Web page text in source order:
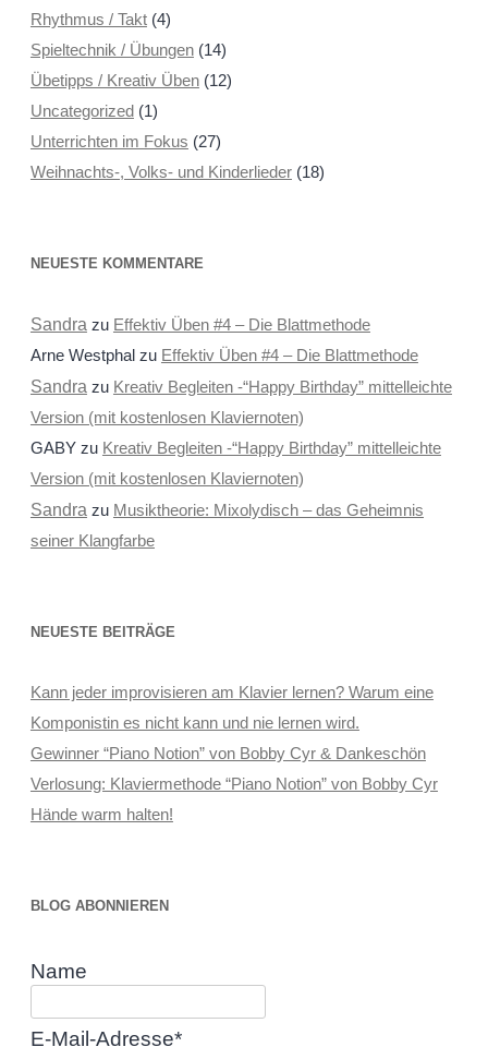
Rhythmus / Takt(4)
Spieltechnik / Übungen(14)
Übetipps / Kreativ Üben(12)
Uncategorized(1)
Unterrichten im Fokus (27)
Weihnachts-, Volks- und Kinderlieder(18)
NEUESTE KOMMENTARE
Sandra zu Effektiv Üben #4 – Die Blattmethode
Arne Westphalzu Effektiv Üben #4 – Die Blattmethode
Sandra zu Kreativ Begleiten -“Happy Birthday” mittelleichte
Version (mit kostenlosen Klaviernoten)
GABYzu Kreativ Begleiten -“Happy Birthday” mittelleichte
Version (mit kostenlosen Klaviernoten)
Sandra zu Musiktheorie: Mixolydisch – das Geheimnis
seiner Klangfarbe
NEUESTE BEITRÄGE
Kann jeder improvisieren am Klavier lernen? Warum eine
Komponistin es nicht kann und nie lernen wird.
Gewinner “Piano Notion” von Bobby Cyr & Dankeschön
Verlosung: Klaviermethode “Piano Notion” von Bobby Cyr
Hände warm halten!
BLOG ABONNIEREN
Name
E-Mail-Adresse*